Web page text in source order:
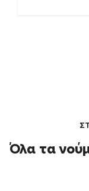
Όλα τα